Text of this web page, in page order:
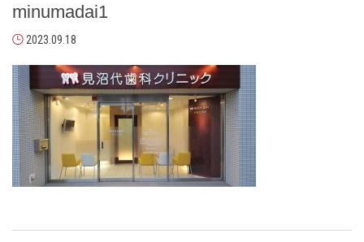
minumadai1
2023.09.18